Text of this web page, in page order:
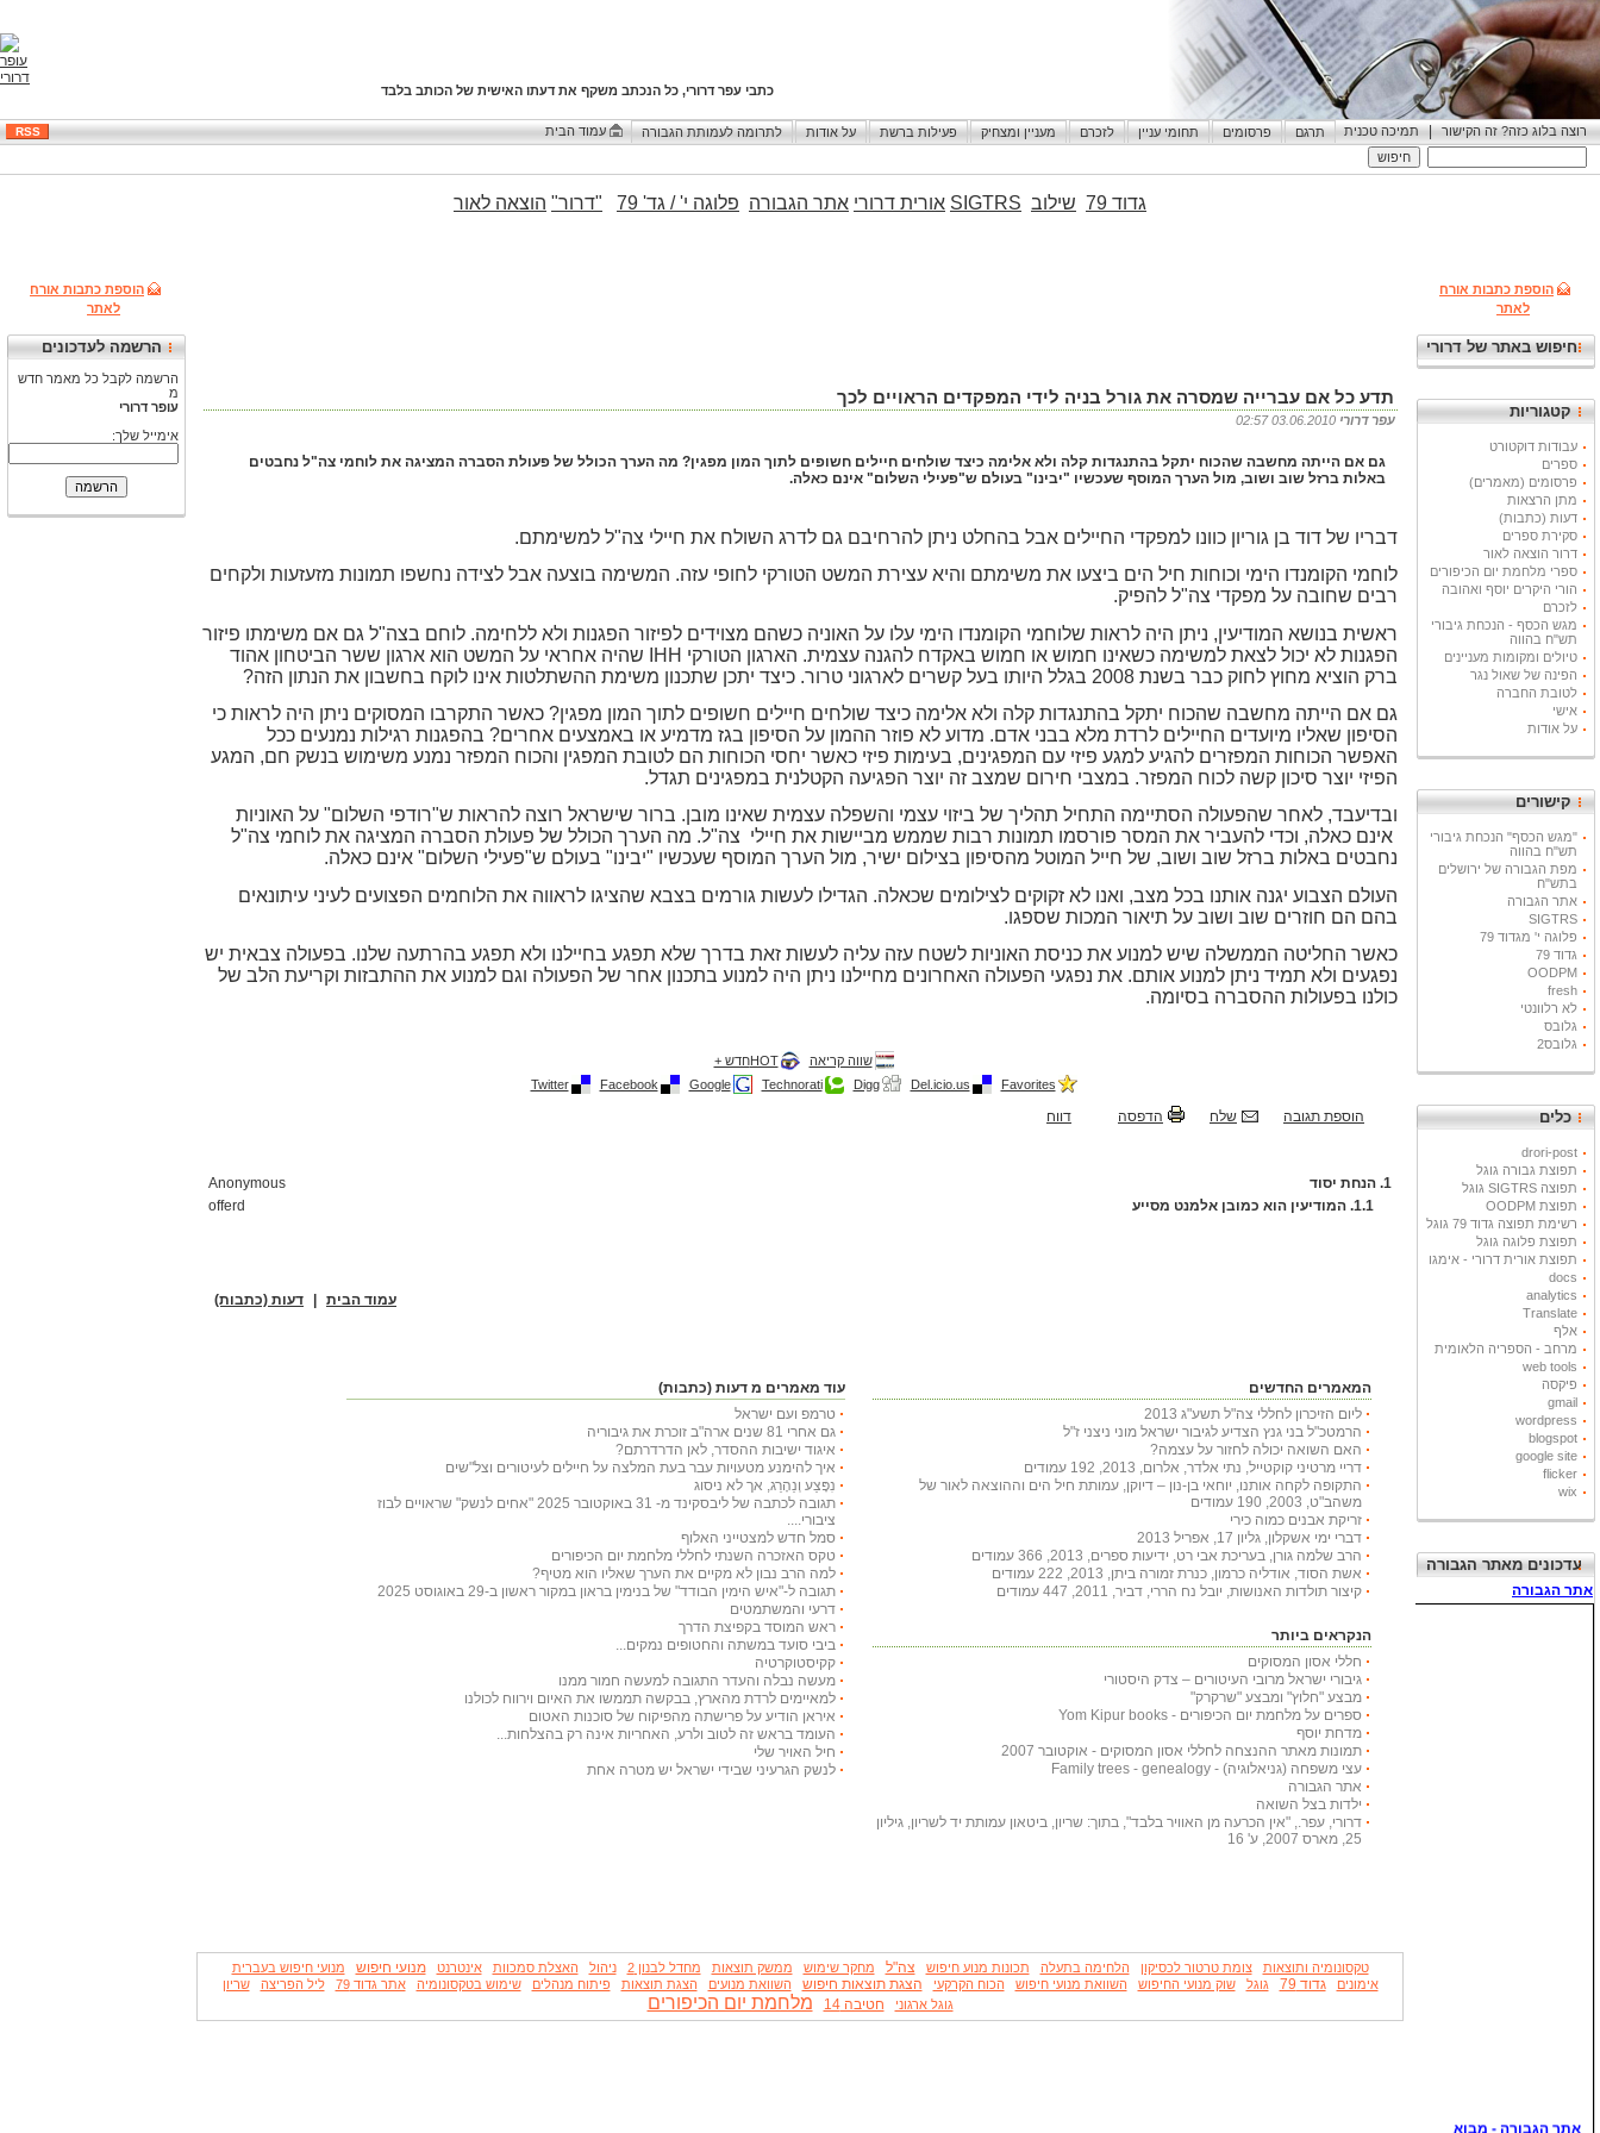
כתבי עפר דרורי, כל הנכתב משקף את דעתו האישית של הכותב בלבד
RSS רוצה בלוג כזה? זה הקישור | תמיכה טכנית תרגם פרסומים תחומי עניין לזכרם מעניין ומצחיק פעילות ברשת על אודות לתרומה לעמותת הגבורה עמוד הבית
הוספת כתבות אורח
לאתר
הרשמה לעדכונים
הרשמה לקבל כל מאמר חדש
מ
עופר דרורי
אימייל שלך:
הוספת כתבות אורח
לאתר
חיפוש באתר של דרורי
קטגוריות
עבודות דוקטורט
ספרים
פרסומים (מאמרים)
מתן הרצאות
דעות (כתבות)
סקירת ספרים
דרור הוצאה לאור
ספרי מלחמת יום הכיפורים
הורי היקרים יוסף ואהובה
לזכרם
מגש הכסף - הנכחת גיבורי
תש"ח בהווה
טיולים ומקומות מעניינים
הפינה של שאול נגר
לטובת החברה
אישי
על אודות
קישורים
"מגש הכסף" הנכחת גיבורי
תש"ח בהווה
מפת הגבורה של ירושלים
בתש"ח
אתר הגבורה
SIGTRS
פלוגה י' מגדוד 79
גדוד 79
OODPM
fresh
לא רלוונטי
גלובס
גלובס2
כלים
drori-post
תפוצת גבורה גוגל
תפוצה SIGTRS גוגל
תפוצת OODPM
רשימת תפוצה גדוד 79 גוגל
תפוצת פלוגה גוגל
תפוצת אורית דרורי - אימגו
docs
analytics
Translate
אלף
מרחב - הספריה הלאומית
web tools
פיקסה
gmail
wordpress
blogspot
google site
flicker
wix
עדכונים מאתר הגבורה
גדוד 79 שילוב SIGTRS אורית דרורי אתר הגבורה פלוגה י' / גד' 79 "דרור" הוצאה לאור
תדע כל אם עברייה שמסרה את גורל בניה לידי המפקדים הראויים לכך
עפר דרורי
גם אם הייתה מחשבה שהכוח יתקל בהתנגדות קלה ולא אלימה כיצד שולחים חיילים חשופים לתוך המון מפגין? מה הערך הכולל של פעולת הסברה המציגה את לוחמי צה"ל נחבטים
באלות ברזל שוב ושוב, מול הערך המוסף שעכשיו "יבינו" בעולם ש"פעילי השלום" אינם כאלה.
דבריו של דוד בן גוריון כוונו למפקדי החיילים אבל בהחלט ניתן להרחיבם גם לדרג השולח את חיילי צה"ל למשימתם.
לוחמי הקומנדו הימי וכוחות חיל הים ביצעו את משימתם והיא עצירת המשט הטורקי לחופי עזה. המשימה בוצעה אבל לצידה נחשפו תמונות מזעזעות ולקחים
רבים שחובה על מפקדי צה"ל להפיק.
ראשית בנושא המודיעין, ניתן היה לראות שלוחמי הקומנדו הימי עלו על האוניה כשהם מצוידים לפיזור הפגנות ולא ללחימה. לוחם בצה"ל גם אם משימתו פיזור
הפגנות לא יכול לצאת למשימה כשאינו חמוש או חמוש באקדח להגנה עצמית. הארגון הטורקי IHH
שהיה אחראי על המשט הוא ארגון ששר הביטחון אהוד
ברק הוציא מחוץ לחוק כבר בשנת 2008 בגלל היותו בעל קשרים לארגוני טרור. כיצד יתכן שתכנון משימת ההשתלטות אינו לוקח בחשבון את הנתון הזה?
גם אם הייתה מחשבה שהכוח יתקל בהתנגדות קלה ולא אלימה כיצד שולחים חיילים חשופים לתוך המון מפגין? כאשר התקרבו המסוקים ניתן היה לראות כי
הסיפון שאליו מיועדים החיילים לרדת מלא בבני אדם. מדוע לא פוזר ההמון על הסיפון בגז מדמיע או באמצעים אחרים? בהפגנות רגילות נמנעים ככל
האפשר הכוחות המפזרים להגיע למגע פיזי עם המפגינים, בעימות פיזי כאשר יחסי הכוחות הם לטובת המפגין והכוח המפזר נמנע משימוש בנשק חם, המגע
הפיזי יוצר סיכון קשה לכוח המפזר. במצבי חירום שמצב זה יוצר הפגיעה הקטלנית במפגינים תגדל.
ובדיעבד, לאחר שהפעולה הסתיימה התחיל תהליך של ביזוי עצמי והשפלה עצמית שאינו מובן. ברור שישראל רוצה להראות ש"רודפי השלום" על האוניות
אינם כאלה, וכדי להעביר את המסר פורסמו תמונות רבות שממש מביישות את חיילי צה"ל. מה הערך הכולל של פעולת הסברה המציגה את לוחמי צה"ל
נחבטים באלות ברזל שוב ושוב, של חייל המוטל מהסיפון בצילום ישיר, מול הערך המוסף שעכשיו "יבינו" בעולם ש"פעילי השלום" אינם כאלה.
העולם הצבוע יגנה אותנו בכל מצב, ואנו לא זקוקים לצילומים שכאלה. הגדילו לעשות גורמים בצבא שהציגו לראווה את הלוחמים הפצועים לעיני עיתונאים
בהם הם חוזרים שוב ושוב על תיאור המכות שספגו.
כאשר החליטה הממשלה שיש למנוע את כניסת האוניות לשטח עזה עליה לעשות זאת בדרך שלא תפגע בחיילנו ולא תפגע בהרתעה שלנו. בפעולה צבאית יש
נפגעים ולא תמיד ניתן למנוע אותם. את נפגעי הפעולה האחרונים מחיילנו ניתן היה למנוע בתכנון אחר של הפעולה וגם למנוע את ההתבזות וקריעת הלב של
כולנו בפעולות ההסברה בסיומה.
שווה קריאה
HOTחדש +
Favorites
Del.icio.us
Digg
Technorati
Google
Facebook
Twitter
הוספת תגובה שלח הדפסה דווח
Anonymous 1. הנחת יסוד
offerd
1.1. המודיעין הוא כמובן אלמנט מסייע
עמוד הבית דעות (כתבות)
המאמרים החדשים
ליום הזיכרון לחללי צה"ל תשע"ג 2013
הרמטכ"ל בני גנץ הצדיע לגיבור ישראל מוני ניצני ז"ל
האם השואה יכולה לחזור על עצמה?
דריי מרטיני קוקטייל, נתי אלדר, אלרום, 2013, 192 עמודים
התקופה לקחה אותנו, יוחאי בן-נון – דיוקן, עמותת חיל הים וההוצאה לאור של
משהב"ט, 2003, 190 עמודים
זריקת אבנים כמוה כירי
דברי ימי אשקלון, גליון 17, אפריל 2013
הרב שלמה גורן, בעריכת אבי רט, ידיעות ספרים, 2013, 366 עמודים
אשת הסוד, אודליה כרמון, כנרת זמורה ביתן, 2013, 222 עמודים
קיצור תולדות האנושות, יובל נח הררי, דביר, 2011, 447 עמודים
הנקראים ביותר
חללי אסון המסוקים
גיבורי ישראל מרובי העיטורים – צדק היסטורי
מבצע "חלוץ" ומבצע "שרקרק"
ספרים על מלחמת יום הכיפורים - Yom Kipur books
מדחת יוסף
תמונות מאתר ההנצחה לחללי אסון המסוקים - אוקטובר 2007
עצי משפחה (גניאלוגיה) - Family trees - genealogy
אתר הגבורה
ילדות בצל השואה
דרורי, עפר., "אין הכרעה מן האוויר בלבד", בתוך: שריון, ביטאון עמותת יד לשריון, גיליון
25, מארס 2007, ע' 16
עוד מאמרים מ דעות (כתבות)
טרמפ ועם ישראל
גם אחרי 81 שנים ארה"ב זוכרת את גיבוריה
איגוד ישיבות ההסדר, לאן הדרדרתם?
איך להימנע מטעויות עבר בעת המלצה על חיילים לעיטורים וצל"שים
נִפָּצַע וְנֵהָרֵג, אך לא ניסוג
תגובה לכתבה של ליבסקינד מ- 31 באוקטובר 2025 "אחים לנשק" שראויים לבוז
ציבורי....
סמל חדש למצטייני האלוף
טקס האזכרה השנתי לחללי מלחמת יום הכיפורים
למה הרב נבון לא מקיים את הערך שאליו הוא מטיף?
תגובה ל-"איש הימין הבודד" של בנימין בראון במקור ראשון ב-29 באוגוסט 2025
דרעי והמשתמטים
ראש המוסד בקפיצת הדרך
ביבי סועד במשתה והחטופים נמקים...
קקיסטוקרטיה
מעשה נבלה והעדר התגובה למעשה חמור ממנו
למאיימים לרדת מהארץ, בבקשה תממשו את האיום וירווח לכולנו
איראן הודיע על פרישתה מהפיקוח של סוכנות האטום
העומד בראש זה לטוב ולרע, האחריות אינה רק בהצלחות...
חיל האויר שלי
לנשק הגרעיני שבידי ישראל יש מטרה אחת
טקסונומיה ותוצאות צומת טרטור לכסיקון הלחימה בתעלה תכונות מנוע חיפוש צה"ל מחקר שימוש ממשק תוצאות מחדל לבנון 2 ניהול האצלת סמכוות אינטרנט מנועי חיפוש
מנועי חיפוש בעברית
אימונים
גדוד 79 גוגל שוק מנועי החיפוש השוואת מנועי חיפוש הכוח הקרקעי הצגת תוצאות חיפוש השוואת מנועים הצגת תוצאות פיתוח מנהלים שימוש בטקסונומיה אתר גדוד 79 ליל הפריצה
שריון
גוגל ארגוני
חטיבה 14 מלחמת יום הכיפורים